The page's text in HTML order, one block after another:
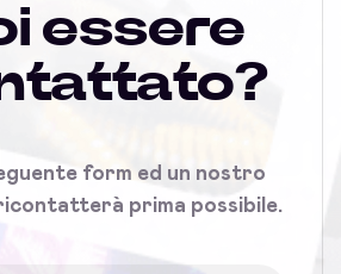
essere
form ed un nostro
prima possibile.